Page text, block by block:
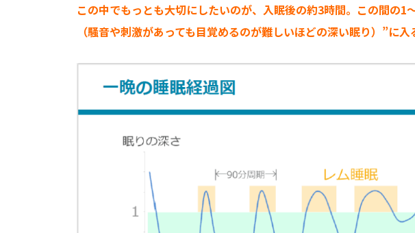
この中でもっとも大切にしたいのが、入眠後の約3時間。この間の1
（騒音や刺激があっても目覚めるのが難しいほどの深い眠り）”に